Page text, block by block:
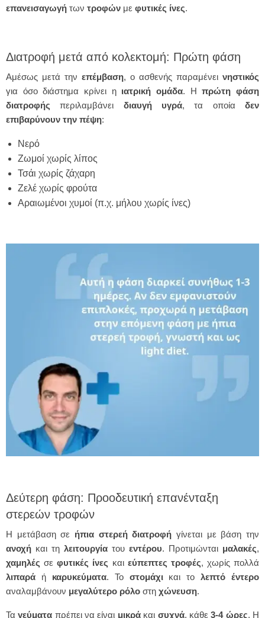
επανεισαγωγή των τροφών με φυτικές ίνες.
Διατροφή μετά από κολεκτομή: Πρώτη φάση
Αμέσως μετά την επέμβαση, ο ασθενής παραμένει νηστικός
για όσο διάστημα κρίνει η ιατρική ομάδα. Ηπρώτη φάση
διατροφής περιλαμβάνει διαυγή υγρά, τα οποίαδεν
επιβαρύνουν την πέψη:
Νερό
Ζωμοί χωρίς λίπος
Τσάι χωρίς ζάχαρη
Ζελέ χωρίς φρούτα
Αραιωμένοι χυμοί (π.χ. μήλου χωρίς ίνες)
Δεύτερη φάση: Προοδευτική επανένταξη
στερεών τροφών
Η μετάβαση σε ήπια στερεή διατροφή γίνεται με βάση την
ανοχή και τη λειτουργία του εντέρου. Προτιμώνται μαλακές,
χαμηλές σεφυτικές ίνες και εύπεπτες τροφές, χωρίς πολλά
λιπαρά ή καρυκεύματα. Το στομάχι και τολεπτό έντερο
αναλαμβάνουν μεγαλύτερο ρόλο στη χώνευση.
Ταγεύματα πρέπει να είναι μικράκαι συχνά, κάθε3-4 ώρες. Η